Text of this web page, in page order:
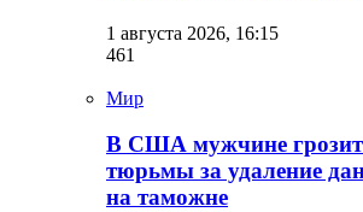
1 августа 2026, 16:15
461
Мир
В США мужчине грозит
тюрьмы за удаление
на таможне